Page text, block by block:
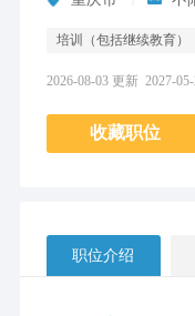
培训（包括继续教育）
2026-08-03 更新 2027-
收藏职位
职位介绍